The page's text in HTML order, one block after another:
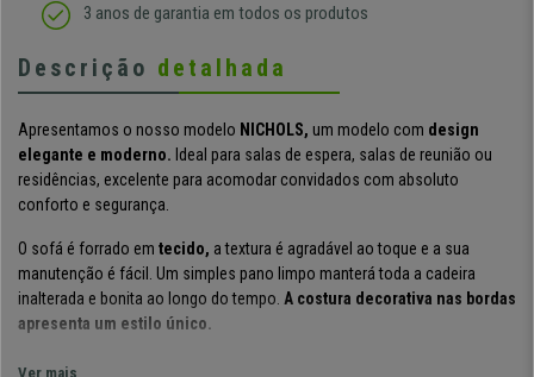
3 anos de garantia em todos os produtos
Descrição detalhada
Apresentamos o nosso modelo NICHOLS, um modelo com design
elegante e moderno. Ideal para salas de espera, salas de reunião ou
residências, excelente para acomodar convidados com absoluto
conforto e segurança.
O sofá é forrado em tecido, a textura é agradável ao toque e a sua
manutenção é fácil. Um simples pano limpo manterá toda a cadeira
inalterada e bonita ao longo do tempo. A costura decorativa nas bordas
apresenta um estilo único.
Tantoo encosto quanto o assento são generosamente
Ver mais